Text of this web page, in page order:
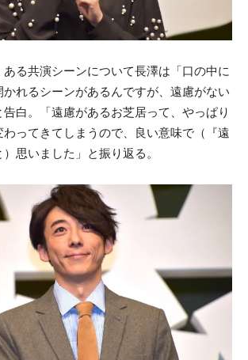
る共演シーンについて長澤は「口の中に
れるシーンがあるんですが、遠慮がない
白。「遠慮があるお芝居って、やっぱり
ってきてしまうので、良い意味で（『遠
思いました」と振り返る。